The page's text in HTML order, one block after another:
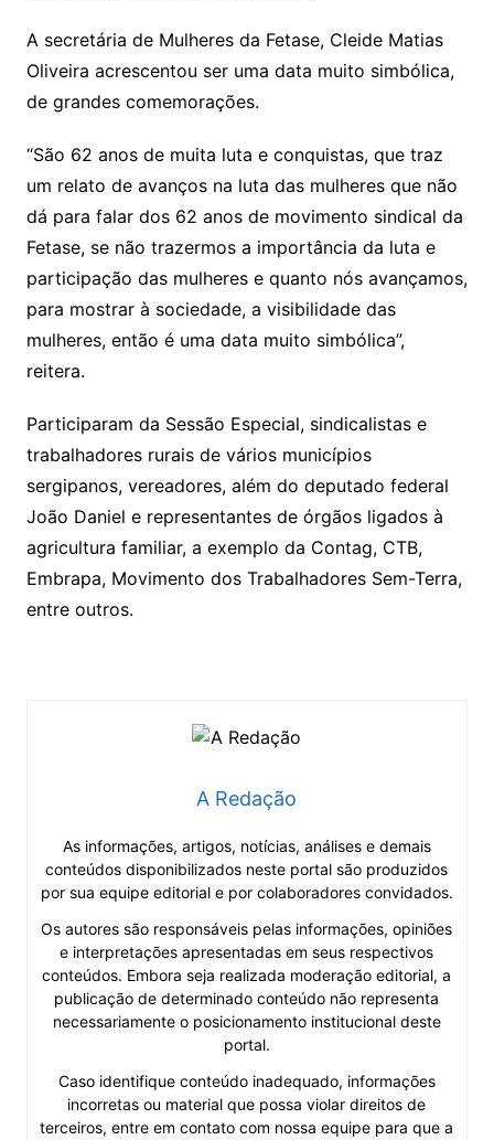
A secretária de Mulheres da Fetase, Cleide Matias
Oliveira acrescentou ser uma data muito simbólica,
de grandes comemorações.
“São 62 anos de muita luta e conquistas, que traz
um relato de avanços na luta das mulheres que não
dá para falar dos 62 anos de movimento sindical da
Fetase, se não trazermos a importância da luta e
participação das mulheres e quanto nós avançamos,
para mostrar à sociedade, a visibilidade das
mulheres, então é uma data muito simbólica”,
reitera.
Participaram da Sessão Especial, sindicalistas e
trabalhadores rurais de vários municípios
sergipanos, vereadores, além do deputado federal
João Daniel e representantes de órgãos ligados à
agricultura familiar, a exemplo da Contag, CTB,
Embrapa, Movimento dos Trabalhadores Sem-Terra,
entre outros.
A Redação
As informações, artigos, notícias, análises e demais
conteúdos disponibilizados neste portal são produzidos
por sua equipe editorial e por colaboradores convidados.
Os autores são responsáveis pelas informações, opiniões
e interpretações apresentadas em seus respectivos
conteúdos. Embora seja realizada moderação editorial, a
publicação de determinado conteúdo não representa
necessariamente o posicionamento institucional deste
portal.
Caso identifique conteúdo inadequado, informações
incorretas ou material que possa violar direitos de
terceiros, entre em contato com nossa equipe para que a